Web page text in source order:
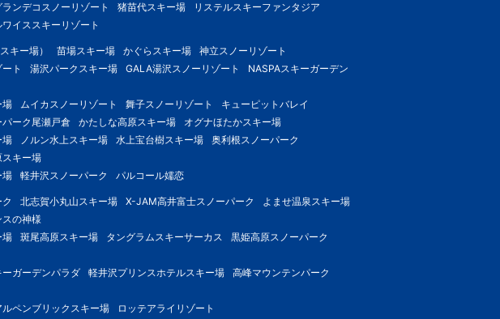
ランデコスノーリゾート 猪苗代スキー場
リステルスキーファンタジア
イススキーリゾート
キー場） 苗場スキー場 かぐらスキー場
神立スノーリゾート
ト 湯沢パークスキー場 GALA湯沢スノーリゾート
NASPAスキーガーデン
場 ムイカスノーリゾート 舞子スノーリゾート
キューピットバレイ
パーク尾瀬戸倉 かたしな高原スキー場
オグナほたかスキー場
場 ノルン水上スキー場 水上宝台樹スキー場
奥利根スノーパーク
スキー場
場 軽井沢スノーパーク パルコール嬬恋
北志賀小丸山スキー場 X-JAM高井富士スノーパーク
よませ温泉スキー場
スの神様
場 斑尾高原スキー場 タングラムスキーサーカス
黒姫高原スノーパーク
ガーデンパラダ 軽井沢プリンスホテルスキー場
高峰マウンテンパーク
ペンブリックスキー場 ロッテアライリゾート